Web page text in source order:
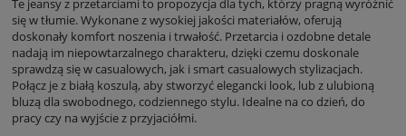
się w tłumie. Wykonane z wysokiej jakości materiałów, oferują
doskonały komfort noszenia i trwałość. Przetarcia i ozdobne detale
nadają im niepowtarzalnego charakteru, dzięki czemu doskonale
sprawdzą się w casualowych, jak i smart casualowych stylizacjach.
Połącz je z białą koszulą, aby stworzyć elegancki look, lub z ulubioną
bluzą dla swobodnego, codziennego stylu. Idealne na co dzień, do
pracy czy na wyjście z przyjaciółmi.